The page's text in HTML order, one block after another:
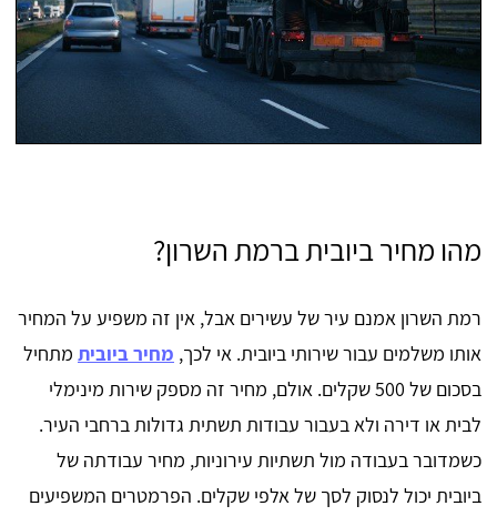
מהו מחיר ביובית ברמת השרון?
רמת השרון אמנם עיר של עשירים אבל, אין זה משפיע על המחיר
אותו משלמים עבור שירותי ביובית. אי לכך, מחיר ביובית מתחיל
בסכום של 500 שקלים. אולם, מחיר זה מספק שירות מינימלי
לבית או דירה ולא בעבור עבודות תשתית גדולות ברחבי העיר.
כשמדובר בעבודה מול תשתיות עירוניות, מחיר עבודתה של
ביובית יכול לנסוק לסך של אלפי שקלים. הפרמטרים המשפיעים